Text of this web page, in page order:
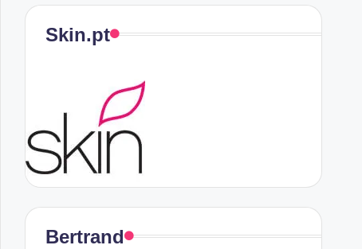
Skin.pt
Bertrand